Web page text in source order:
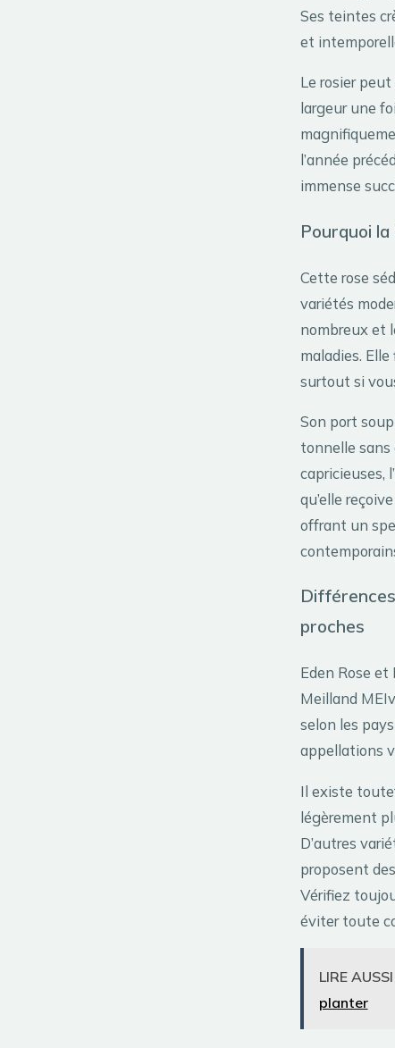
Ses teintes
et
Le rosier
largeur une
l’année
immense
Pourquoi
Cette rose
variétés
nombreux et
maladies.
surtout si
Son port
tonnelle sans
capricieuses,
qu’elle
offrant un
proches
Eden Rose
Meilland
selon les
appellations
Il existe
légèrement
D’autres
proposent
Vérifiez
éviter toute
LIRE AUSSI
planter